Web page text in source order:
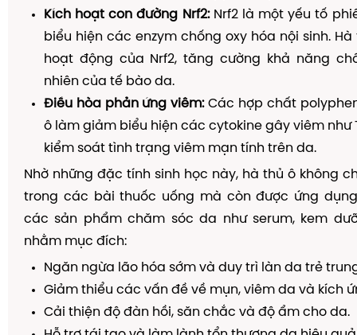
Kích hoạt con đường Nrf2:Nrf2 là một yếu tố
biểu hiện các enzym chống oxy hóa nội sinh.
hoạt động của Nrf2, tăng cường khả năng
nhiên của tế bào da.
Điều hòa phản ứng viêm:Các hợp chất
ô làm giảm biểu hiện các cytokine gây viêm như
kiểm soát tình trạng viêm mạn tính trên da.
Nhờ những đặc tính sinh học này, hà thủ ô không
trong các bài thuốc uống mà còn được ứng
các sản phẩm chăm sóc da như serum, kem
nhằm mục đích:
Ngăn ngừa lão hóa sớm và duy trì làn da trẻ
Giảm thiểu các vấn đề về mụn, viêm da và kích
Cải thiện độ đàn hồi, săn chắc và độ ẩm cho da.